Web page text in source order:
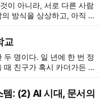
이 아니라, 서로 다른 사람
방식을 상상하고, 아직 오
교
두 명이다. 일 년에 한 번 정
친구가 혹시 카더가든 유
대회 1등도 하고 엄청 잘한
다고, 그 콘텐츠도 무척 잘됐다는 얘기를 들었다. 우리 학교에
: (2) AI 시대, 문서의